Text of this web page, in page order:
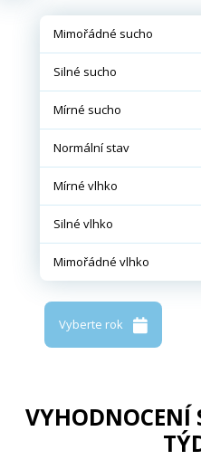
Mimořádné sucho
Silné sucho
Mírné sucho
Normální stav
Mírné vlhko
Silné vlhko
Mimořádné vlhko
Vyberte rok
VYHODNOCENÍ